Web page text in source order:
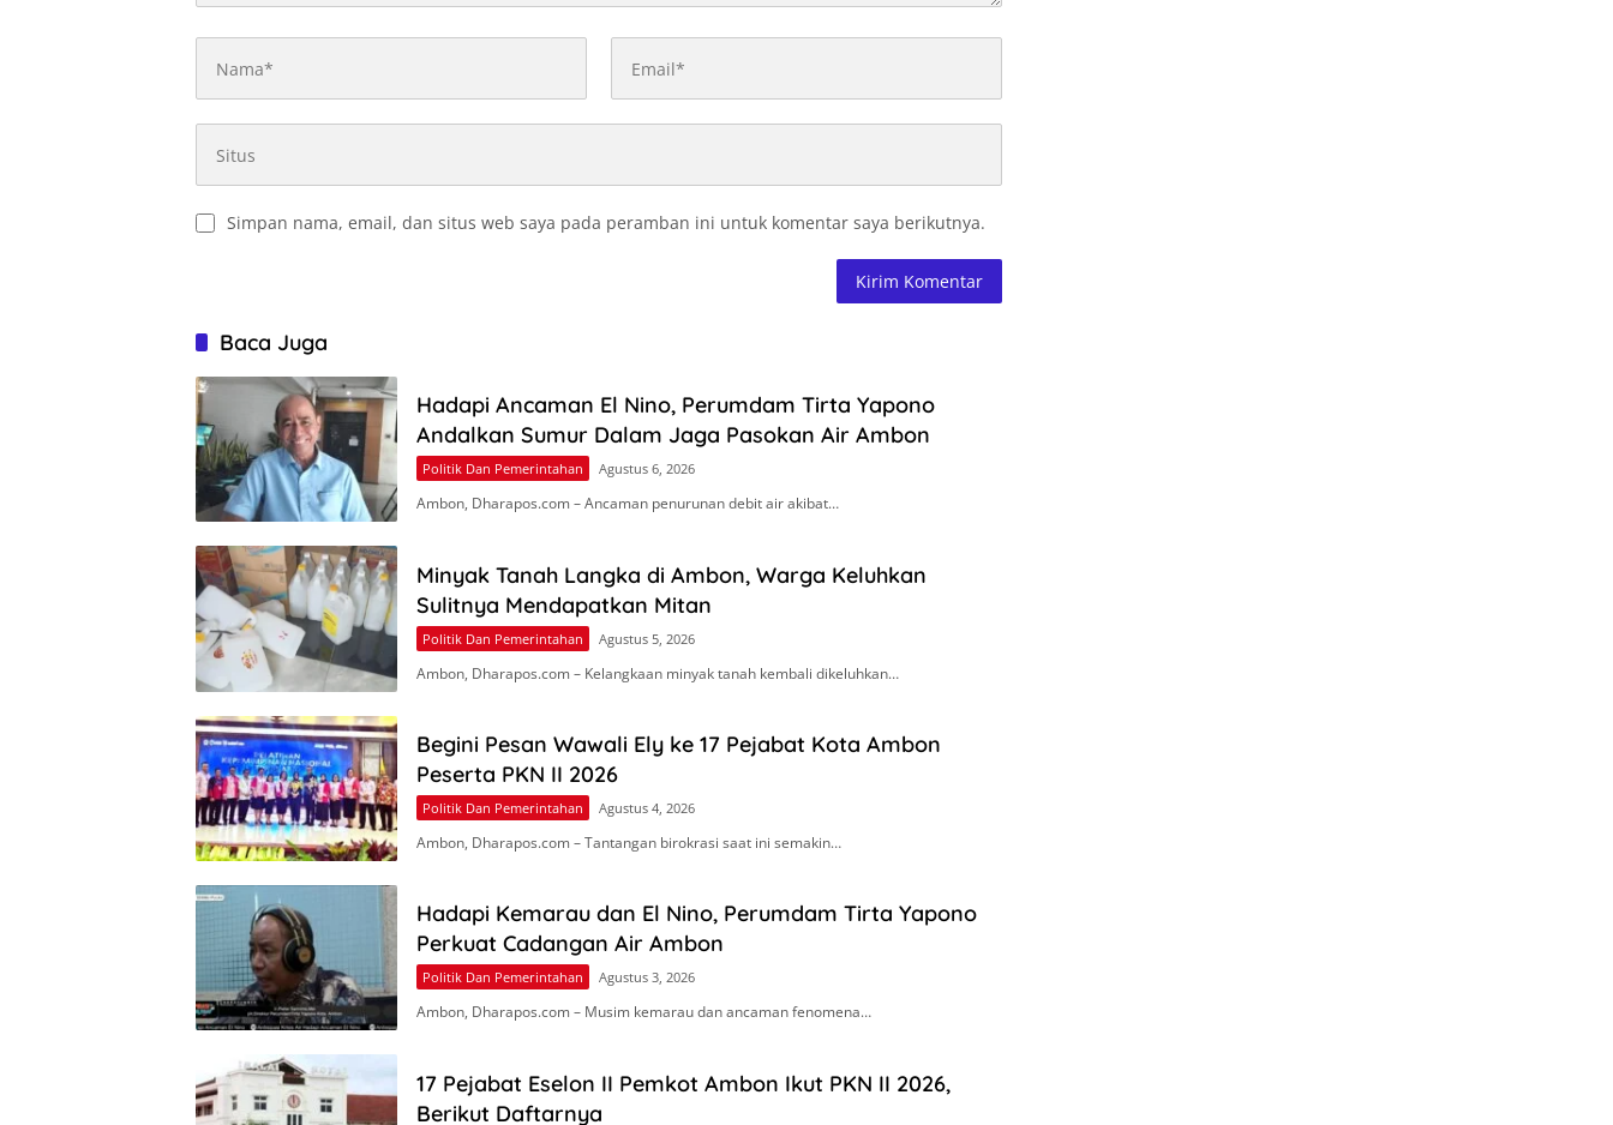
Simpan nama, email, dan situs web saya pada peramban ini untuk komentar saya berikutnya.
Baca Juga
Hadapi Ancaman El Nino, Perumdam Tirta Yapono
Andalkan Sumur Dalam Jaga Pasokan Air Ambon
Politik Dan Pemerintahan Agustus 6, 2026
Ambon, Dharapos.com – Ancaman penurunan debit air akibat…
Minyak Tanah Langka di Ambon, Warga Keluhkan
Sulitnya Mendapatkan Mitan
Politik Dan Pemerintahan Agustus 5, 2026
Ambon, Dharapos.com – Kelangkaan minyak tanah kembali dikeluhkan…
Begini Pesan Wawali Ely ke 17 Pejabat Kota Ambon
Peserta PKN II 2026
Politik Dan Pemerintahan Agustus 4, 2026
Ambon, Dharapos.com – Tantangan birokrasi saat ini semakin…
Hadapi Kemarau dan El Nino, Perumdam Tirta Yapono
Perkuat Cadangan Air Ambon
Politik Dan Pemerintahan Agustus 3, 2026
Ambon, Dharapos.com – Musim kemarau dan ancaman fenomena…
17 Pejabat Eselon II Pemkot Ambon Ikut PKN II 2026,
Berikut Daftarnya